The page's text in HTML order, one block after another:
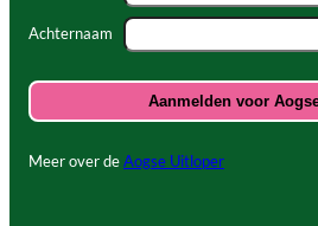
Achternaam
Meer over deAogse Uitloper